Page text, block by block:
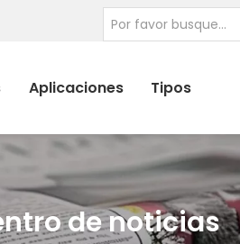
Aplicaciones Tipos
de noticias